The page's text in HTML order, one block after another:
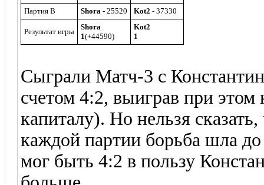
Партия B
Shora - 25520 Kot2 - 37330
Результат игры
Shora
1(+44590)
Kot2
1
Сыграли Матч-3 с
счетом 4:2, выиграв при
капиталу). Но нельзя
каждой партии борьба шла
мог быть 4:2 в пользу